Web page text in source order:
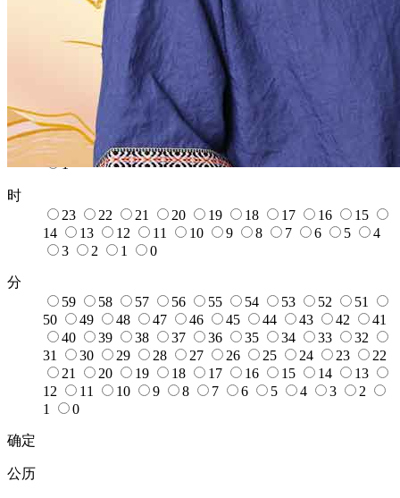
12
11 7
31
30 29 28 27 25 24
22
21 20 18 17
12
11 10 9 8 7 4
1
时
23
22 21 20 19 18 17 16
15
14
13 12 11 10 9 8 7 6 5
4
3
2 1 0
分
59
58 57 56 55 54 53 52
51
50
49 48 47 46 45 44 43 42
41
40
39 38 37 36 35 34 33
32
31
30 29 28 27 26 25 24 23
22
21
20 19 18 17 16 15 14
13
12
11 10 9 8 7 6 5 4 3
2
1
0
确定
公历